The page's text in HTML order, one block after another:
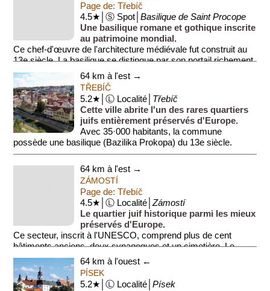
Page de: Třebíč
4.5★│Ⓢ Spot│Basilique de Saint Procope
Une basilique romane et gothique inscrite
au patrimoine mondial.
Ce chef-d'œuvre de l'architecture médiévale fut construit au
13e siècle. La basilique se distingue par son portail richement
sculpté ...
64 km à l'est →
TŘEBÍČ
5.2★│Ⓛ Localité│ Třebíč
Cette ville abrite l'un des rares quartiers
juifs entièrement préservés d'Europe.
Avec 35·000 habitants, la commune
possède une basilique (Bazilika Prokopa) du 13e siècle.
Le centre inclu...
64 km à l'est →
ZÁMOSTÍ
Page de: Třebíč
4.5★│Ⓛ Localité│Zámostí
Le quartier juif historique parmi les mieux
préservés d'Europe.
Ce secteur, inscrit à l'UNESCO, comprend plus de cent
bâtiments anciens, deux synagogues et un cimetière. Le
quartier témoigne de la...64 km à l'ouest ←
PÍSEK
5.2★│Ⓛ Localité│Písek